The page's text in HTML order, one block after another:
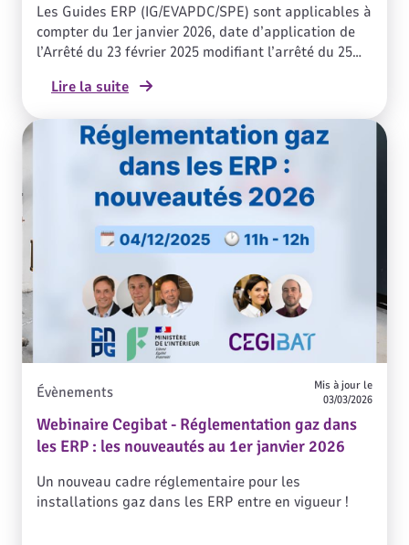
Les Guides ERP (IG/EVAPDC/SPE) sont applicables à
compter du 1er janvier 2026, date d’application de
l’Arrêté du 23 février 2025 modifiant l’arrêté du 25
générales du règlement de sécurité contre les
établissements recevant du public (ERP).
Lire la suite
Webinaire Cegibat - Réglementation gaz dans
les ERP : les nouveautés au 1er janvier 2026
Évènements
Mis à jour le
03/03/2026
Un nouveau cadre réglementaire pour les
installations gaz dans les ERP entre en vigueur !